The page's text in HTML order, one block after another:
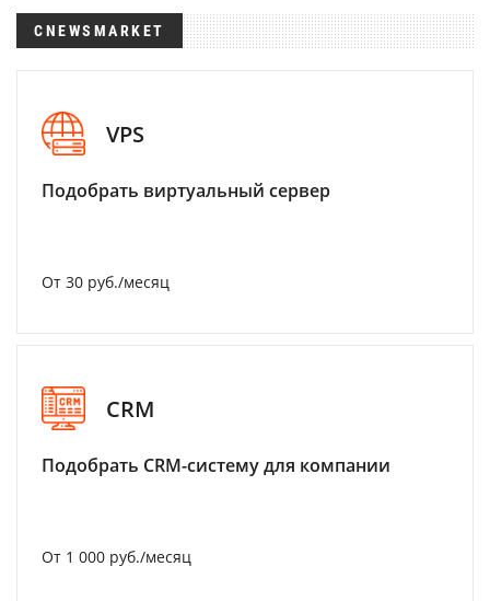
CNEWSMARKET
VPS
Подобрать виртуальный сервер
От 30 руб./месяц
CRM
Подобрать CRM-систему для компании
От 1 000 руб./месяц